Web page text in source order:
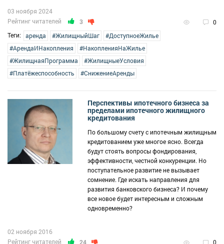
Рейтинг читателей 3 0
03 ноября 2024
Теги: аренда #ЖилищныйШаг
#ДоступноеЖилье
#АрендаИНакопления
#НакопленияНаЖилье
#ЖилищнаяПрограмма
#ЖилищныеУсловия
#Платёжеспособность
#СнижениеАренды
Перспективы ипотечного бизнеса за
пределами ипотечного жилищного
кредитования
По большому счету с ипотечным жилищным
кредитованием уже многое ясно. Всегда
будут стоять вопросы фондирования,
эффективности, честной конкуренции. Но
поступательное развитие не вызывает
сомнение. Где искать направления для
развития банковского бизнеса? И почему
все новое будет интересным и сложным
одновременно?
Рейтинг читателей 24 0
02 ноября 2016